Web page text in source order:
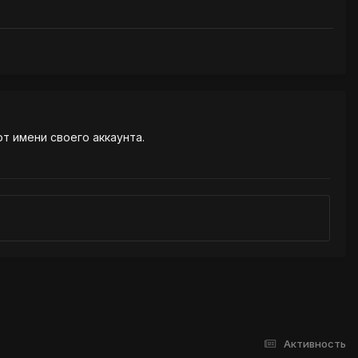
имени своего аккаунта.
Активность